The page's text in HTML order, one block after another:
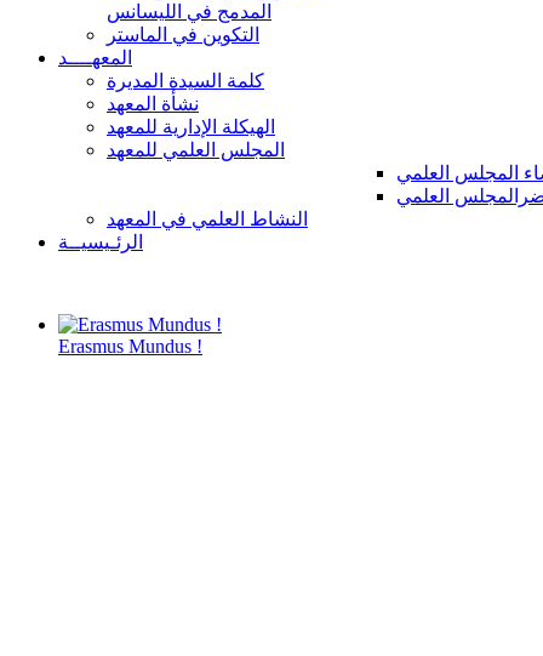
المدمج في الليسانس
التكوين في الماستر
المعهــــد
كلمة السيدة المديرة
نشأة المعهد
الهيكلة الإدارية للمعهد
المجلس العلمي للمعهد
المجلس العلمي
العلمي
النشاط العلمي في المعهد
الرئـيسيــة
Erasmus Mundus !